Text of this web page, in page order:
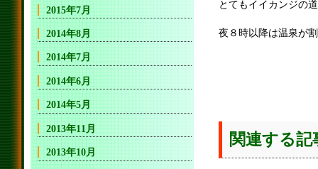
とてもイイカンジの
夜８時以降は温泉が
関連する記
2015年7月
2014年8月
2014年7月
2014年6月
2014年5月
2013年11月
2013年10月